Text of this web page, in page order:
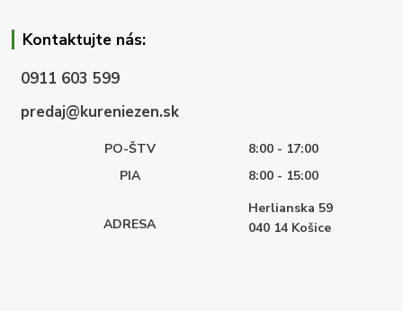
Kontaktujte nás:
0911 603 599
predaj@kureniezen.sk
PO-ŠTV
8:00 - 17:00
PIA
8:00 - 15:00
ADRESA
Herlianska 59
040 14 Košice